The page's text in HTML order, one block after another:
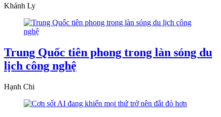
Khánh Ly
Trung Quốc tiên phong trong làn sóng du
lịch công nghệ
Hạnh Chi